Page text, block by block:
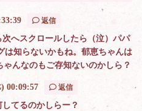
返信
へスクロールしたら（泣）パパ
知らないかもね。郁恵ちゃんは
んなのもご存知ないのかしら？
00:09:57 返信
てるのかしらー？